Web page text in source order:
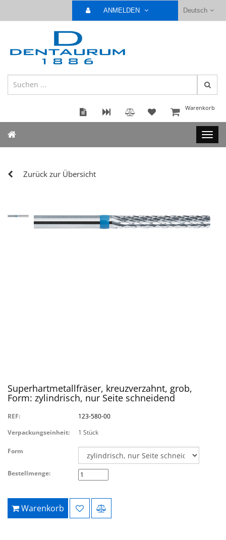
Deutsch
ANMELDEN
Warenkorb
Zurück zur Übersicht
Superhartmetallfräser, kreuzverzahnt, grob,
Form: zylindrisch, nur Seite schneidend
REF:
123-580-00
Verpackungseinheit:
1 Stück
Form
Bestellmenge:
Warenkorb